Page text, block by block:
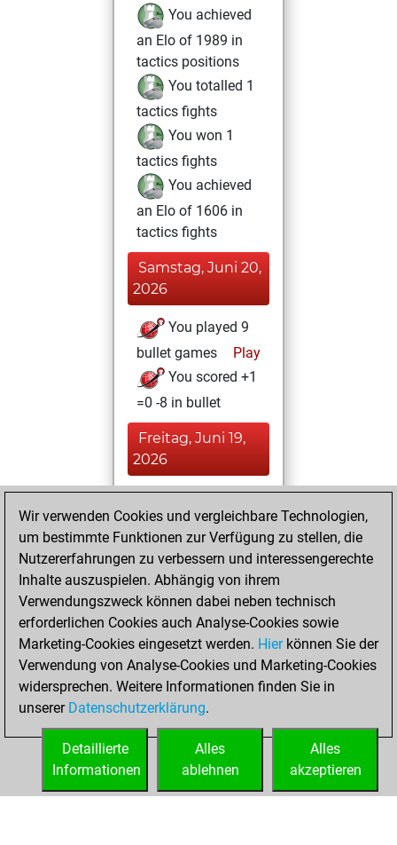
You achieved
an Elo of 1989 in
tactics positions
You totalled 1
tactics fights
You won 1
tactics fights
You achieved
an Elo of 1606 in
tactics fights
Samstag, Juni 20,
2026
You played 9
bullet games
Play
You scored +1
=0 -8 in bullet
Freitag, Juni 19,
2026
You played 8
blitz games
Play
You scored +1
=0 -7 in blitz
Montag, Juni 8,
2026
You played 4
slow games
Play
You scored +1
=0 -3 in slow games
Wir verwenden Cookies und vergleichbare Technologien,
um bestimmte Funktionen zur Verfügung zu stellen, die
Nutzererfahrungen zu verbessern und interessengerechte
Inhalte auszuspielen. Abhängig von ihrem
Verwendungszweck können dabei neben technisch
erforderlichen Cookies auch Analyse-Cookies sowie
Marketing-Cookies eingesetzt werden. Hierkönnen Sie der
Verwendung von Analyse-Cookies und Marketing-Cookies
widersprechen. Weitere Informationen finden Sie in
unserer Datenschutzerklärung.
Alles
akzeptieren
Alles
ablehnen
Detaillierte
Informationen